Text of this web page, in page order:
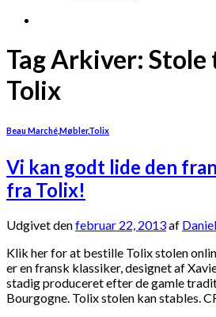
Tag Arkiver:
Tolix
Beau MarchéMøbler,Tolix
Vi kan godt lide den
fra Tolix!
Udgivet denfebruar 22, 2013af
Klik her for at bestille Tolix stolen
er en fransk klassiker, designet af
stadig produceret efter de gamle
Bourgogne. Tolix stolen kan stables.